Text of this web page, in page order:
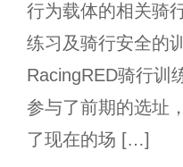
行为载体的相关骑
练习及骑行安全的
RacingRED骑行训
参与了前期的选址
了现在的场 […]